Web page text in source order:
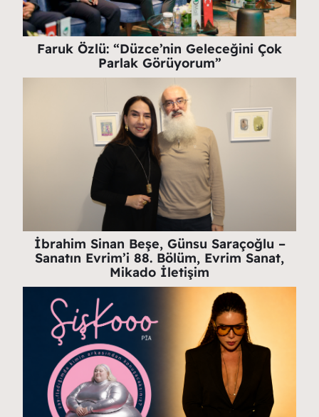
Faruk Özlü: “Düzce’nin Geleceğini Çok
Parlak Görüyorum”
İbrahim Sinan Beşe, Günsu Saraçoğlu –
Sanatın Evrim’i 88. Bölüm, Evrim Sanat,
Mikado İletişim